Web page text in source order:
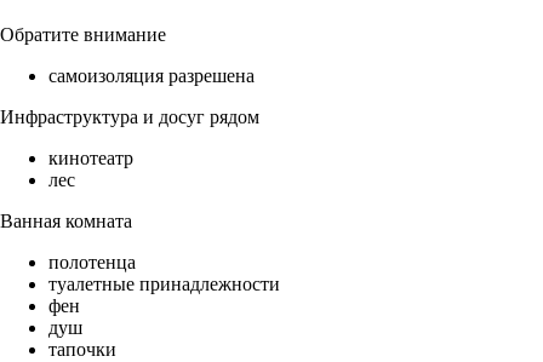
Обратите внимание
самоизоляция разрешена
Инфраструктура и досуг рядом
кинотеатр
лес
Ванная комната
полотенца
туалетные принадлежности
фен
душ
тапочки